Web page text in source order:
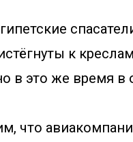
к
в это же время в
что